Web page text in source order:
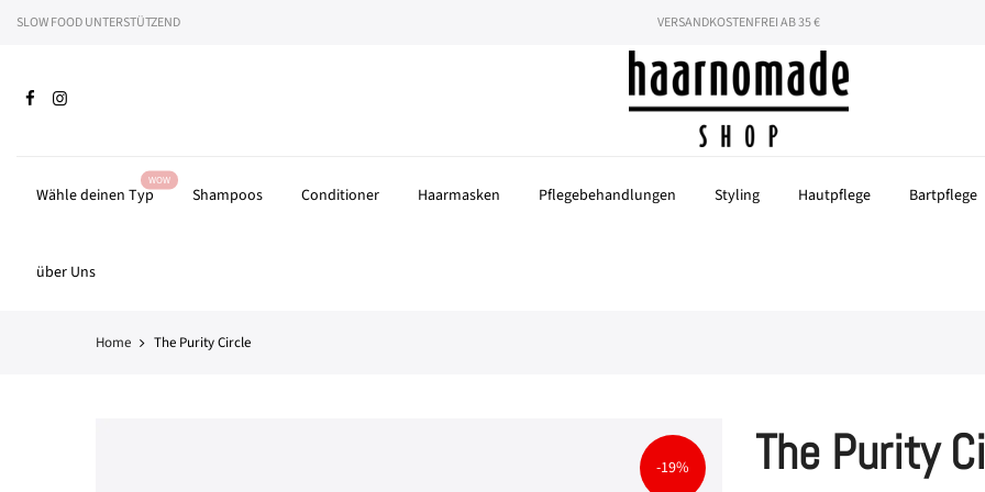
Zum
Wir hören nicht auf! Mit dem Code "SOMMER26" 26% auf deine gesamte
SLOW FOOD UNTERSTÜTZEND VERSANDKOSTENFREI AB 35 €
Wähle deinen Typ
WOW
Shampoos Conditioner Haarmasken Pflegebehandlungen Styling Hautpflege Bartpflege
über Uns
Home The Purity Circle
-19% The Purity